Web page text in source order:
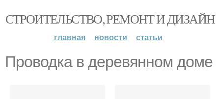
СТРОИТЕЛЬСТВО, РЕМОНТ И ДИЗАЙН
главная новости статьи
Проводка в деревянном доме